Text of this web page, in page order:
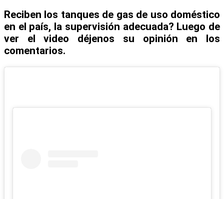
Reciben los tanques de gas de uso doméstico
en el país, la supervisión adecuada? Luego de
ver el video déjenos su opinión en los
comentarios.